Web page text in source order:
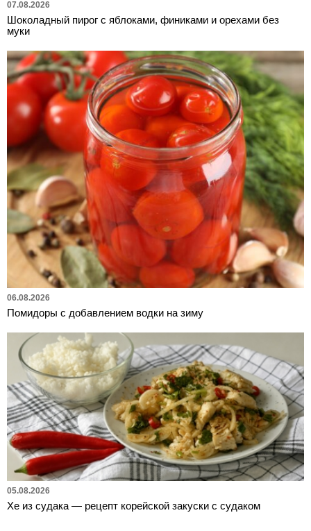
07.08.2026
Шоколадный пирог с яблоками, финиками и орехами без
муки
06.08.2026
Помидоры с добавлением водки на зиму
05.08.2026
Хе из судака — рецепт корейской закуски с судаком